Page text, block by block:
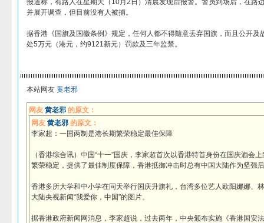
报道称，有路人在星期天（10月2日）清晨发现后报警。警员到场后，在路
并展开调查，但目前没有人被捕。
据香港《国旗及国徽条例》规定，任何人都不得隨意丢弃国旗，而且公开及
处5万元（港元，约9121新元）罚款及三年监禁。
本站网友 黄老邪
网友 黄老邪的原文：
网友 黄老邪的原文：
李家超：一国两制是港长期繁荣稳定最佳保障
（香港综合讯）中国“十一”国庆，李家超首次以香港特首身份在国庆酒会
繁荣稳定，提供了最佳制度保障，香港抵御冲击时总有中国大陆作为坚强
香港多所大学和中小学在同天举行国庆升旗礼，台湾多位艺人欧阳娜娜、
大陆央视新闻“我爱你，中国”的图片。
据香港政府新闻网消息，李家超说，过去两年，中央颁布实施《香港国安